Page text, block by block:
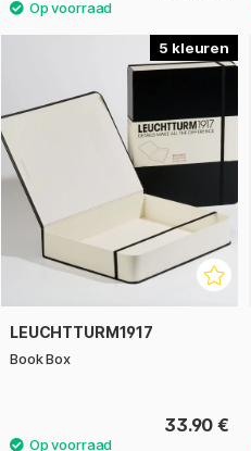
5
LEUCHTTURM1917
Book Box
33.90 €